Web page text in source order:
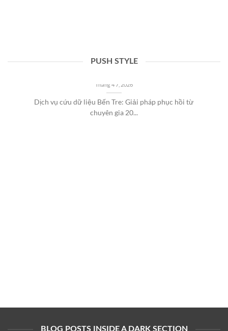
PUSH STYLE
✅Dịch vụ cứu dữ liệu Bến Tre uy tín | Trạm cuối
Tháng 4 7, 2026
Dịch vụ cứu dữ liệu Bến Tre: Giải pháp phục hồi từ
chuyên gia 20...
BLOG POSTS INSIDE A DARK SECTION